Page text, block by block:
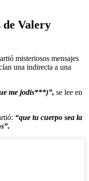
de Valery
misteriosos mensajes
una indirecta a una
me jodis***)”, se lee en
“que tu cuerpo sea la